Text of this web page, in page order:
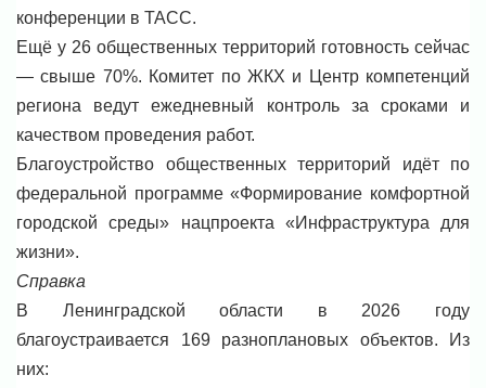
конференции в ТАСС.
Ещё у 26 общественных территорий готовность сейчас
— свыше 70%. Комитет по ЖКХ и Центр компетенций
региона ведут ежедневный контроль за сроками и
качеством проведения работ.
Благоустройство общественных территорий идёт по
федеральной программе «Формирование комфортной
городской среды» нацпроекта «Инфраструктура для
жизни».
Справка
В Ленинградской области в 2026 году
благоустраивается 169 разноплановых объектов. Из
них: